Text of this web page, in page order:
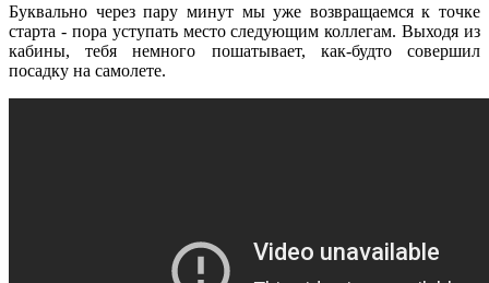
Буквально через пару минут мы уже возвращаемся к точке
старта - пора уступать место следующим коллегам. Выходя из
кабины, тебя немного пошатывает, как-будто совершил
посадку на самолете.